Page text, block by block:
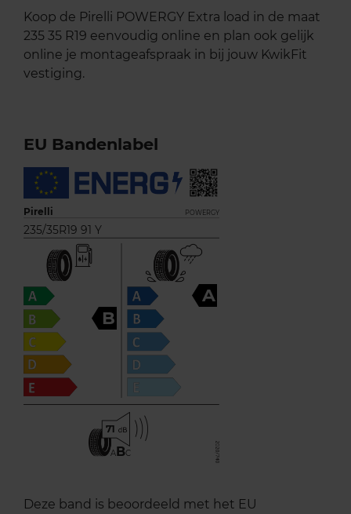
Koop de Pirelli POWERGY Extra load in de maat
235 35 R19 eenvoudig online en plan ook gelijk
online je montageafspraak in bij jouw KwikFit
vestiging.
EU Bandenlabel
Pirelli POWERGY
235/35R19 91 Y
B
A
71
ABC
Deze band is beoordeeld met het EU